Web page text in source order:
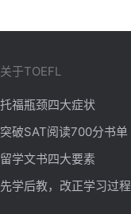
关于TOEFL
托福瓶颈四大症状
突破SAT阅读700分书单
留学文书四大要素
先学后教，改正学习过程